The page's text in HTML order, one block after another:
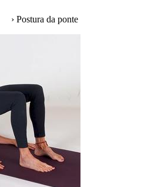
› Postura da ponte